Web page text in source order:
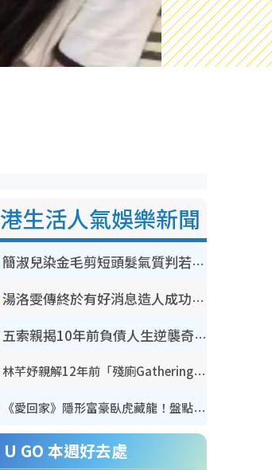
港生活人氣娛樂新聞
簡淑兒染金毛剪短頭髮氣質判若兩人！嚇壞老公麥大力都認唔出：「你做咩事？」
湯洛雯傳終於有好消息造人成功！兩大細節曝孕味極濃惹猜測：大肚婆先會咁！
五索親揭10年前負債人生逆襲奇蹟！全靠去一地方轉運後即遇上馬先生
林芊妤親解12年前「殘廁Gathering」真相！高層解約一句話重創尊嚴至今拒返TVB
《愛回家》隱形富豪臥虎藏龍！盤點12位財氣逼人的有錢藝人：呢位靚女3億身家唔憂做
U GO 本週好去處